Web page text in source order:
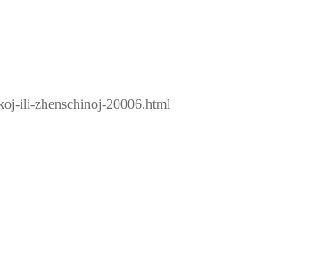
ili-zhenschinoj-20006.html